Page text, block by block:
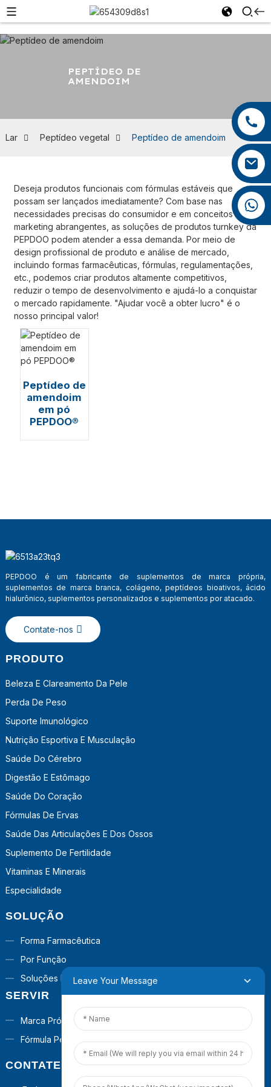
+86 13959222339
+86 0592 5599526
+86 18965423693
PEPTÍDEO DE
AMENDOIM
Lar Peptídeo vegetal Peptídeo de amendoim
Deseja produtos funcionais com fórmulas estáveis ​​que
possam ser lançados imediatamente? Com ​​base nas
necessidades precisas do consumidor e em conceitos de
marketing abrangentes, as soluções de produtos turnkey da
PEPDOO podem atender a essa demanda. Por meio de
design profissional de produto e análise de mercado,
incluindo formas farmacêuticas, fórmulas, regulamentações,
etc., podemos criar produtos altamente competitivos,
reduzir o tempo de desenvolvimento e ajudá-lo a conquistar
o mercado rapidamente. "Ajudar você a obter lucro" é o
nosso principal valor!
Peptídeo de
amendoim
em pó
PEPDOO®
PEPDOO é um fabricante de suplementos de marca própria,
suplementos de marca branca, colágeno, peptídeos bioativos, ácido
hialurônico, suplementos personalizados e suplementos por atacado.
Contate-nos
PRODUTO
Beleza E Clareamento Da Pele
Perda De Peso
Suporte Imunológico
Nutrição Esportiva E Musculação
Saúde Do Cérebro
Digestão E Estômago
Saúde Do Coração
Fórmulas De Ervas
Saúde Das Articulações E Dos Ossos
Suplemento De Fertilidade
Vitaminas E Minerais
Especialidade
SOLUÇÃO
Forma Farmacêutica
Por Função
Soluções Prontas Para Uso
SERVIR
Marca Própria
Fórmula Personalizada
CONTATE-NOS
Leave Your Message